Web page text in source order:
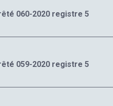
060-2020 registre 5
059-2020 registre 5